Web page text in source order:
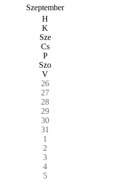
Szeptember
H
K
Sze
Cs
P
Szo
V
26
27
28
29
30
31
1
2
3
4
5